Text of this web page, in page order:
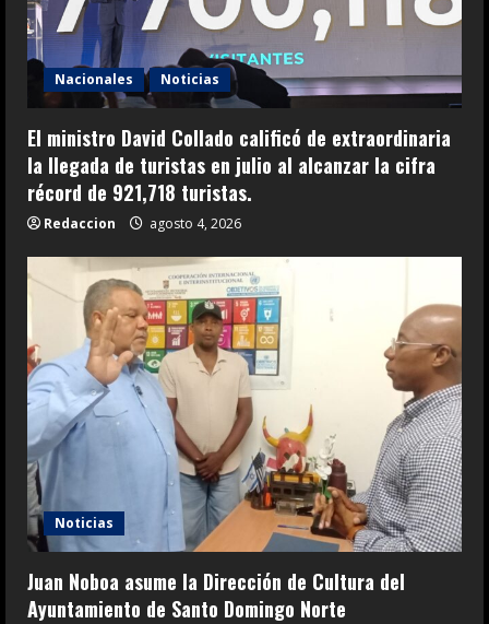
Nacionales Noticias
El ministro David Collado calificó de extraordinaria
la llegada de turistas en julio al alcanzar la cifra
récord de 921,718 turistas.
Redaccion agosto 4, 2026
Noticias
Juan Noboa asume la Dirección de Cultura del
Ayuntamiento de Santo Domingo Norte